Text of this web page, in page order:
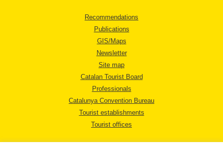
Recommendations
Publications
GIS/Maps
Newsletter
Site map
Catalan Tourist Board
Professionals
Catalunya Convention Bureau
Tourist establishments
Tourist offices